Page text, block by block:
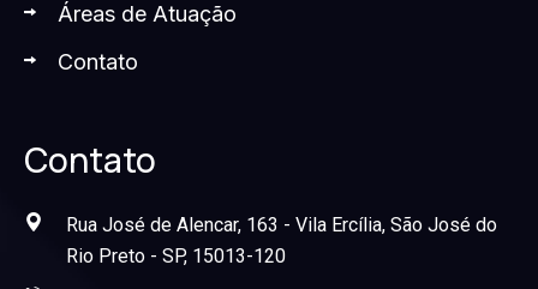
Áreas de Atuação
Contato
Contato
Rua José de Alencar, 163 - Vila Ercília, São José do
Rio Preto - SP, 15013-120